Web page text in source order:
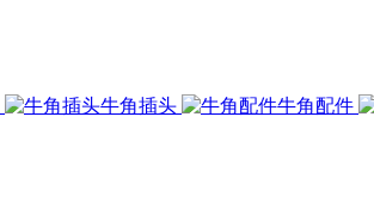
牛角插头 牛角配件